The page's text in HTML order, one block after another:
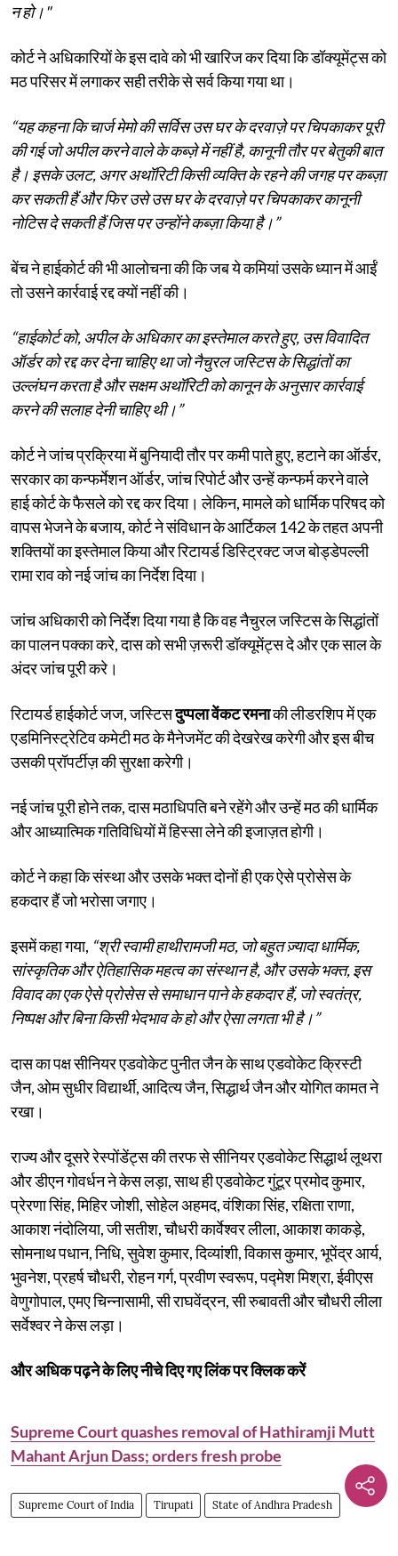
न हो।"
कोर्ट ने अधिकारियों के इस दावे को भी खारिज कर दिया कि डॉक्यूमेंट्स को
मठ परिसर में लगाकर सही तरीके से सर्व किया गया था।
“यह कहना कि चार्ज मेमो की सर्विस उस घर के दरवाज़े पर चिपकाकर पूरी
की गई जो अपील करने वाले के कब्ज़े में नहीं है, कानूनी तौर पर बेतुकी बात
है। इसके उलट, अगर अथॉरिटी किसी व्यक्ति के रहने की जगह पर कब्ज़ा
कर सकती हैं और फिर उसे उस घर के दरवाज़े पर चिपकाकर कानूनी
नोटिस दे सकती हैं जिस पर उन्होंने कब्ज़ा किया है।”
बेंच ने हाईकोर्ट की भी आलोचना की कि जब ये कमियां उसके ध्यान में आईं
तो उसने कार्रवाई रद्द क्यों नहीं की।
“हाईकोर्ट को, अपील के अधिकार का इस्तेमाल करते हुए, उस विवादित
ऑर्डर को रद्द कर देना चाहिए था जो नैचुरल जस्टिस के सिद्धांतों का
उल्लंघन करता है और सक्षम अथॉरिटी को कानून के अनुसार कार्रवाई
करने की सलाह देनी चाहिए थी।”
कोर्ट ने जांच प्रक्रिया में बुनियादी तौर पर कमी पाते हुए, हटाने का ऑर्डर,
सरकार का कन्फर्मेशन ऑर्डर, जांच रिपोर्ट और उन्हें कन्फर्म करने वाले
हाई कोर्ट के फैसले को रद्द कर दिया। लेकिन, मामले को धार्मिक परिषद को
वापस भेजने के बजाय, कोर्ट ने संविधान के आर्टिकल 142 के तहत अपनी
शक्तियों का इस्तेमाल किया और रिटायर्ड डिस्ट्रिक्ट जज बोड्डेपल्ली
रामा राव को नई जांच का निर्देश दिया।
जांच अधिकारी को निर्देश दिया गया है कि वह नैचुरल जस्टिस के सिद्धांतों
का पालन पक्का करे, दास को सभी ज़रूरी डॉक्यूमेंट्स दे और एक साल के
अंदर जांच पूरी करे।
रिटायर्ड हाईकोर्ट जज, जस्टिसदुप्पला वेंकट रमनाकी लीडरशिप में एक
एडमिनिस्ट्रेटिव कमेटी मठ के मैनेजमेंट की देखरेख करेगी और इस बीच
उसकी प्रॉपर्टीज़ की सुरक्षा करेगी।
नई जांच पूरी होने तक, दास मठाधिपति बने रहेंगे और उन्हें मठ की धार्मिक
और आध्यात्मिक गतिविधियों में हिस्सा लेने की इजाज़त होगी।
कोर्ट ने कहा कि संस्था और उसके भक्त दोनों ही एक ऐसे प्रोसेस के
हकदार हैं जो भरोसा जगाए।
इसमें कहा गया, “श्री स्वामी हाथीरामजी मठ, जो बहुत ज़्यादा धार्मिक,
सांस्कृतिक और ऐतिहासिक महत्व का संस्थान है, और उसके भक्त, इस
विवाद का एक ऐसे प्रोसेस से समाधान पाने के हकदार हैं, जो स्वतंत्र,
निष्पक्ष और बिना किसी भेदभाव के हो और ऐसा लगता भी है।”
दास का पक्ष सीनियर एडवोकेट पुनीत जैन के साथ एडवोकेट क्रिस्टी
जैन, ओम सुधीर विद्यार्थी, आदित्य जैन, सिद्धार्थ जैन और योगित कामत ने
रखा।
राज्य और दूसरे रेस्पोंडेंट्स की तरफ से सीनियर एडवोकेट सिद्धार्थ लूथरा
और डीएन गोवर्धन ने केस लड़ा, साथ ही एडवोकेट गुंटूर प्रमोद कुमार,
प्रेरणा सिंह, मिहिर जोशी, सोहेल अहमद, वंशिका सिंह, रक्षिता राणा,
आकाश नंदोलिया, जी सतीश, चौधरी कार्वेश्वर लीला, आकाश काकड़े,
सोमनाथ पधान, निधि, सुवेश कुमार, दिव्यांशी, विकास कुमार, भूपेंद्र आर्य,
भुवनेश, प्रहर्ष चौधरी, रोहन गर्ग, प्रवीण स्वरूप, पद्मेश मिश्रा, ईवीएस
वेणुगोपाल, एमए चिन्नासामी, सी राघवेंद्रन, सी रुबावती और चौधरी लीला
सर्वेश्वर ने केस लड़ा।
और अधिक पढ़ने के लिए नीचे दिए गए लिंक पर क्लिक करें
Supreme Court quashes removal of Hathiramji Mutt
Mahant Arjun Dass; orders fresh probe
Supreme Court of India Tirupati State of Andhra Pradesh